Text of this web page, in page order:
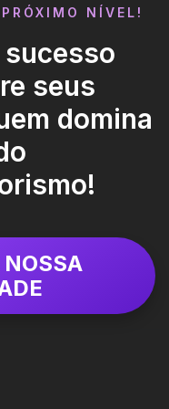
NÍVEL!
seus
domina
NOSSA